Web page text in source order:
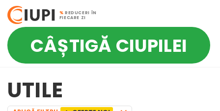
% REDUCERI ÎN
FIECARE ZI
CÂȘTIGĂ CIUPILEI
UTILE